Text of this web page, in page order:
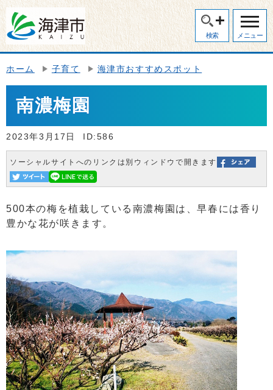
検索 メニュー
ホーム 子育て 海津市おすすめスポット
南濃梅園
2023年3月17日 ID:586
ソーシャルサイトへのリンクは別ウィンドウで開きます
500本の梅を植栽している南濃梅園は、早春には香り
豊かな花が咲きます。